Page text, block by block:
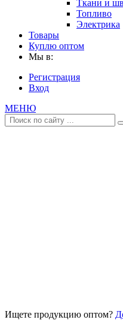
Ткани и
Топливо
Электрика
Товары
Куплю оптом
Мы в:
Регистрация
Вход
МЕНЮ
Ищете продукцию оптом?